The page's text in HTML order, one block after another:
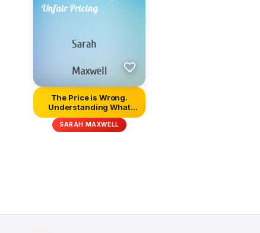
The Price is Wrong.
Understanding What
Makes a Pri...
SARAH MAXWELL